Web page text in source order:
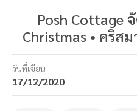
Posh Cottage
Christmas • คริส
วันที่เขียน
17/12/2020